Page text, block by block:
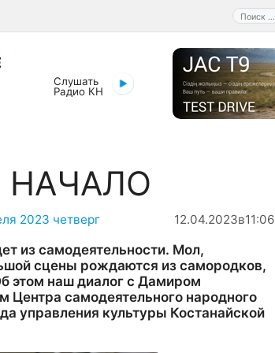
Поиск:
Слушать
Радио КН
НАЧАЛО
2023 четверг 12.04.2023в11:06
из самодеятельности. Мол,
сцены рождаются из самородков,
этом наш диалог с Дамиром
самодеятельного народного
управления культуры Костанайской